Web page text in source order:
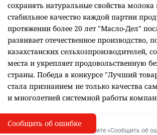
сохранять натуральные свойства молока
стабильное качество каждой партии
протяжении более 20 лет "Масло-Дел"
развивает отечественное производство,
казахстанских сельхозпроизводителей,
места и укрепляет продовольственную
страны. Победа в конкурсе "Лучший
стала признанием не только качества
и многолетней системной работы
I
Сообщить об опечатке
Выделите фрагмент и нажмите «Сообщить об
Сообщить об ошибке